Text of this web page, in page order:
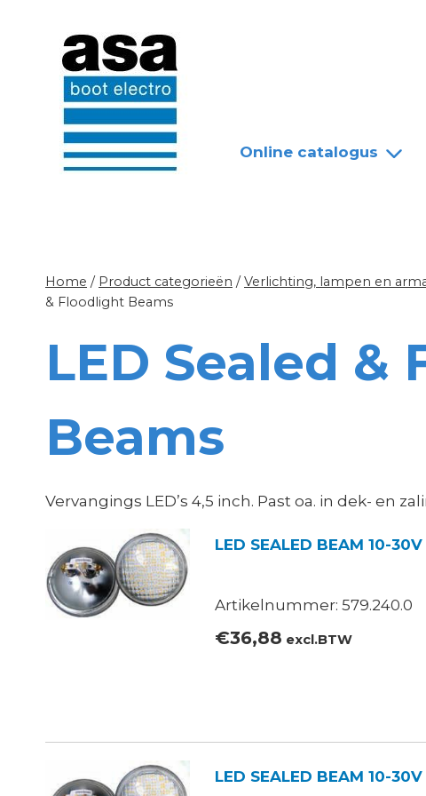
Online catalogus
Home / Product categorieën / Verlichting, lampen en
& Floodlight Beams
LED Sealed
Beams
Vervangings LED’s 4,5 inch. Past oa. in dek- en
LED SEALED BEAM 10-
Artikelnummer: 579.240.0
€36,88 excl.BTW
LED SEALED BEAM 10-